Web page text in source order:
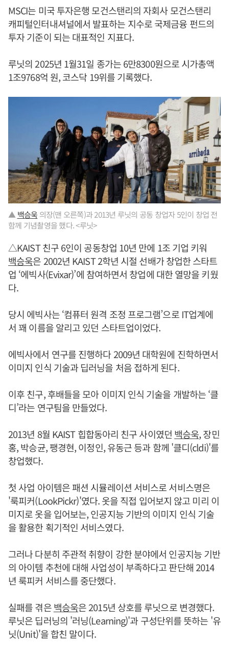
MSCI는 미국 투자은행 모건스탠리의 자회사 모건스탠리
캐피털인터내셔널에서 발표하는 지수로 국제금융 펀드의
투자 기준이 되는 대표적인 지표다.
루닛의 2025년 1월31일 종가는 6만8300원으로 시가총액
1조9768억 원, 코스닥 19위를 기록했다.
▲ 백승욱 의장(맨 오른쪽)과 2013년 루닛의 공동 창업자 5인이 창업 전
함께 기념촬영을 했다. <루닛>
△KAIST 친구 6인이 공동창업 10년 만에 1조 기업 키워
백승욱은 2002년 KAIST 2학년 시절 선배가 창업한 스타트
업 ‘에빅사(Evixar)’에 참여하면서 창업에 대한 열망을 키웠
다.
당시 에빅사는 ‘컴퓨터 원격 조정 프로그램’으로 IT업계에
서 꽤 이름을 알리고 있던 스타트업이었다.
에빅사에서 연구를 진행하다 2009년 대학원에 진학하면서
이미지 인식 기술과 딥러닝을 처음 접하게 된다.
이후 친구, 후배들을 모아 이미지 인식 기술을 개발하는 ‘클
디’라는 연구팀을 만들었다.
2013년 8월 KAIST 힙합동아리 친구 사이였던 백승욱, 장민
홍, 박승균, 팽경현, 이정인, 유동근 등과 함께 '클디(cldi)'를
창업했다.
첫 사업 아이템은 패션 시뮬레이션 서비스로 서비스명은
'룩피커(LookPickr)'였다. 옷을 직접 입어보지 않고 미리 이
미지로 옷을 입어보는, 인공지능 기반의 이미지 인식 기술
을 활용한 획기적인 서비스였다.
그러나 다분히 주관적 취향이 강한 분야에서 인공지능 기반
의 아이템 추천에 대해 사업성이 부족하다고 판단해 2014
년 룩피커 서비스를 중단했다.
실패를 겪은백승욱은 2015년 상호를 루닛으로 변경했다.
루닛은 딥러닝의 '러닝(Learning)'과 구성단위를 뜻하는 '유
닛(Unit)'을 합친 말이다.